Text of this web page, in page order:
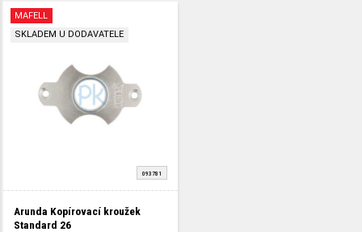
MAFELL
SKLADEM U DODAVATELE
093781
Arunda Kopírovací kroužek
Standard 26